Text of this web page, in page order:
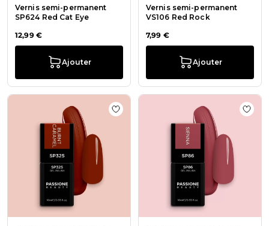
Vernis semi-permanent
SP624 Red Cat Eye
12,99 €
Ajouter
Vernis semi-permanent
VS106 Red Rock
7,99 €
Ajouter
Ajouter à la liste de souhaits